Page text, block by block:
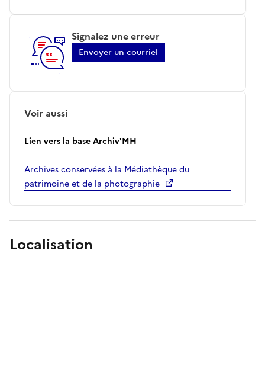
Signalez une erreur
Envoyer un courriel
Voir aussi
Lien vers la base Archiv'MH
Archives conservées à la Médiathèque du
patrimoine et de la photographie
Localisation